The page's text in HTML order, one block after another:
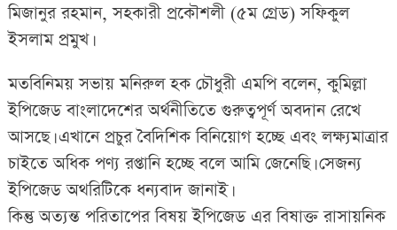
মিজানুর রহমান, সহকারী প্রকৌশলী (৫ম গ্রেড) সফিকুল
ইসলাম প্রমুখ।
মতবিনিময় সভায় মনিরুল হক চৌধুরী এমপি বলেন, কুমিল্লা
ইপিজেড বাংলাদেশের অর্থনীতিতে গুরুত্বপূর্ণ অবদান রেখে
আসছে। এখানে প্রচুর বৈদিশিক বিনিয়োগ হচ্ছে এবং লক্ষ্যমাত্রার
চাইতে অধিক পণ্য রপ্তানি হচ্ছে বলে আমি জেনেছি। সেজন্য
ইপিজেড অথরিটিকে ধন্যবাদ জানাই।
কিন্তু অত্যন্ত পরিতাপের বিষয় ইপিজেড এর বিষাক্ত রাসায়নিক